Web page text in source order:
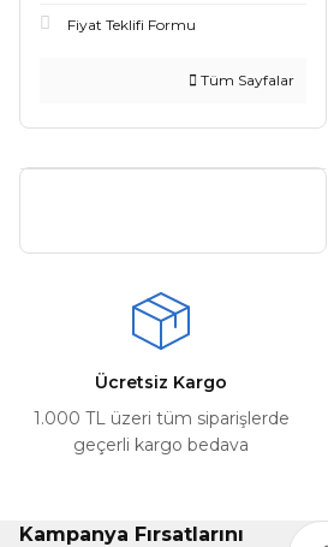
Fiyat Teklifi Formu
Tüm Sayfalar
Ücretsiz Kargo
1.000 TL üzeri tüm siparişlerde
geçerli kargo bedava
Kampanya Fırsatlarını